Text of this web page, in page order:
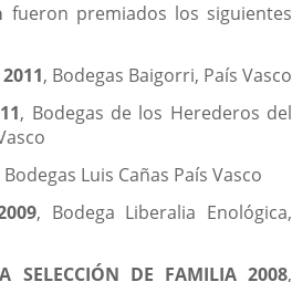
fueron premiados los siguientes
, Bodegas Baigorri, País Vasco
, Bodegas de los Herederos del
Bodegas Luis Cañas País Vasco
, Bodega Liberalia Enológica,
SELECCIÓN DE FAMILIA 2008,